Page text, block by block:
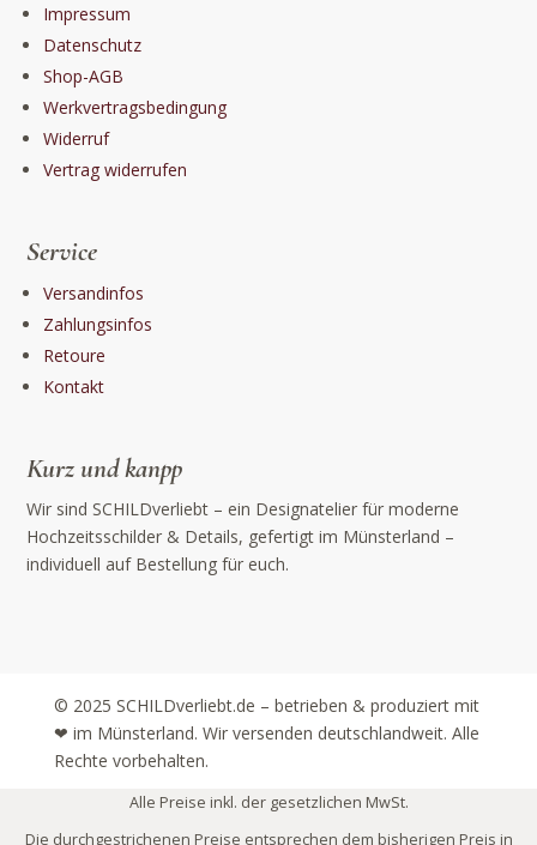
Impressum
Datenschutz
Shop-AGB
Werkvertragsbedingung
Widerruf
Vertrag widerrufen
Service
Versandinfos
Zahlungsinfos
Retoure
Kontakt
Kurz und kanpp
Wir sind SCHILDverliebt – ein Designatelier für moderne
Hochzeitsschilder & Details, gefertigt im Münsterland –
individuell auf Bestellung für euch.
© 2025 SCHILDverliebt.de – betrieben & produziert mit
❤ im Münsterland. Wir versenden deutschlandweit. Alle
Rechte vorbehalten.
Alle Preise inkl. der gesetzlichen MwSt.
Die durchgestrichenen Preise entsprechen dem bisherigen Preis in